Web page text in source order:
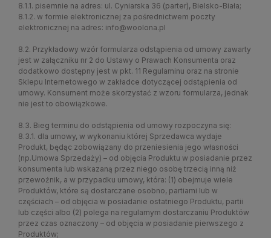
8.1.1. pisemnie na adres: ul. Cyniarska 36 (parter), Bielsko-Biała;
8.1.2. w formie elektronicznej za pośrednictwem poczty
elektronicznej na adres: info@woolona.pl
8.2. Przykładowy wzór formularza odstąpienia od umowy zawarty
jest w załączniku nr 2 do Ustawy o Prawach Konsumenta oraz
dodatkowo dostępny jest w pkt. 11 Regulaminu oraz na stronie
Sklepu Internetowego w zakładce dotyczącej odstąpienia od
umowy. Konsument może skorzystać z wzoru formularza, jednak
nie jest to obowiązkowe.
8.3. Bieg terminu do odstąpienia od umowy rozpoczyna się:
8.3.1. dla umowy, w wykonaniu której Sprzedawca wydaje
Produkt, będąc zobowiązany do przeniesienia jego własności
(np.Umowa Sprzedaży) – od objęcia Produktu w posiadanie przez
konsumenta lub wskazaną przez niego osobę trzecią inną niż
przewoźnik, a w przypadku umowy, która: (1) obejmuje wiele
Produktów, które są dostarczane osobno, partiami lub w
częściach – od objęcia w posiadanie ostatniego Produktu, partii
lub części albo (2) polega na regularnym dostarczaniu Produktów
przez czas oznaczony – od objęcia w posiadanie pierwszego z
Produktów;